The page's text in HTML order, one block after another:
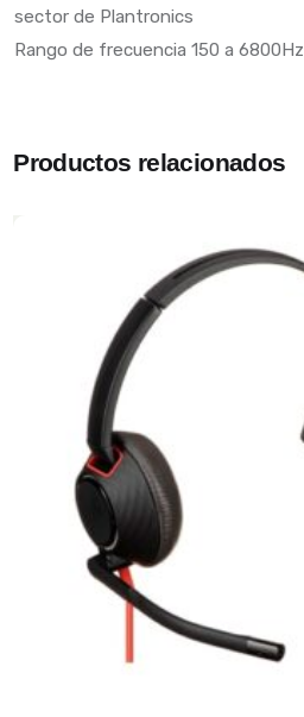
sector de Plantronics
Rango de frecuencia 150 a 6800Hz
Productos relacionados